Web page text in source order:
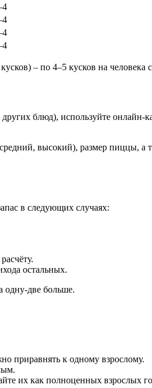
– по 4–5 кусков на человека
блюд), используйте
высокий), размер пиццы,
в следующих случаях:
остальных.
одну-две больше.
приравнять к одному взрослому.
их как полноценных взрослых